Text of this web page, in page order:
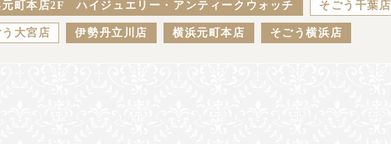
元町本店2F ハイジュエリー・アンティークウォッチ そごう千葉店
う大宮店 伊勢丹立川店 横浜元町本店 そごう横浜店